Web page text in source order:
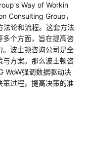
Way of Workin
Consulting Group，
法论和流程。这套方法
个方面，旨在提高咨
。波士顿咨询公司是全
方案。那么波士顿咨
WoW强调数据驱动决
过程，提高决策的准